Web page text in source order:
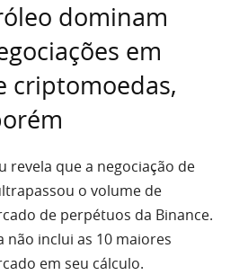
dominam
em
criptomoedas,
revela que a negociação de
o volume de
de perpétuos da Binance.
não inclui as 10 maiores
em seu cálculo.